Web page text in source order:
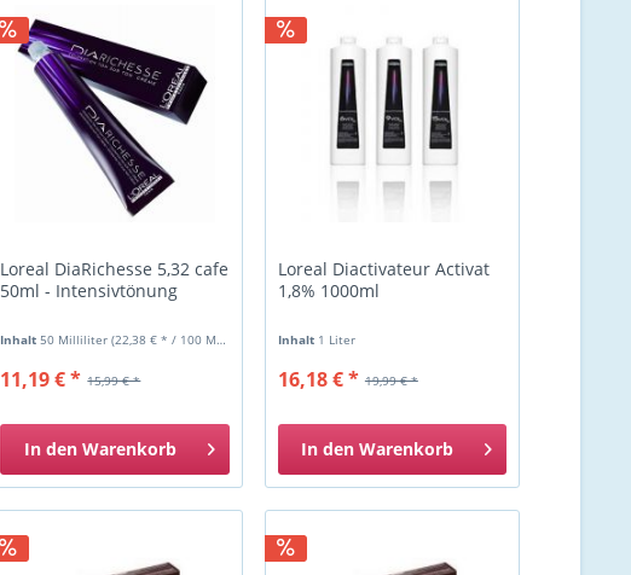
Loreal DiaRichesse 5,32 cafe
50ml - Intensivtönung
Inhalt 50 Milliliter(22,38 € * / 100 Milliliter)
15,99 € *
11,19 € *
In den Warenkorb
Loreal Diactivateur Activat
1,8% 1000ml
Inhalt 1 Liter
19,99 € *
16,18 € *
In den Warenkorb